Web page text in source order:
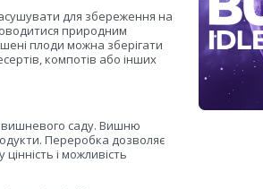
для збереження на
природним
плоди можна зберігати
компотів або інших
вишневого саду. Вишню
Переробка дозволяє
і можливість